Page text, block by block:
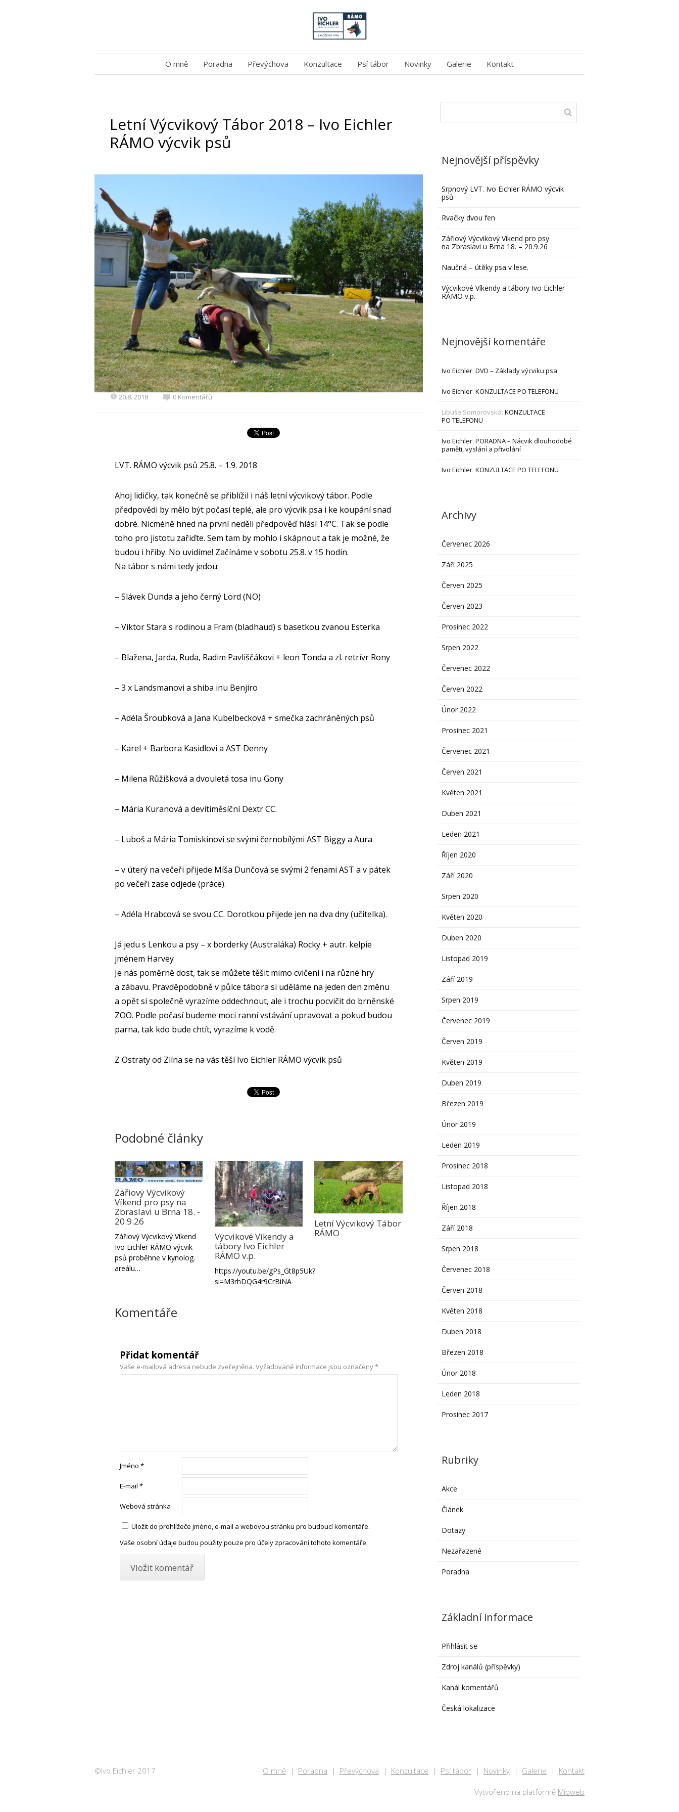
O mně Poradna Převýchova Konzultace Psí tábor Novinky Galerie Kontakt
Letní Výcvikový Tábor 2018 – Ivo Eichler
RÁMO výcvik psů
20.8. 2018 0 Komentářů
LVT. RÁMO výcvik psů 25.8. – 1.9. 2018
Ahoj lidičky, tak konečně se přiblížil i náš letní výcvikový tábor. Podle
předpovědi by mělo být počasí teplé, ale pro výcvik psa i ke koupání snad
dobré. Nicméně hned na první neděli předpověď hlásí 14°C. Tak se podle
toho pro jistotu zařiďte. Sem tam by mohlo i skápnout a tak je možné, že
budou i hřiby. No uvidíme! Začínáme v sobotu 25.8. v 15 hodin.
Na tábor s námi tedy jedou:
– Slávek Dunda a jeho černý Lord (NO)
– Viktor Stara s rodinou a Fram (bladhaud) s basetkou zvanou Esterka
– Blažena, Jarda, Ruda, Radim Pavliščákovi + leon Tonda a zl. retrívr Rony
– 3 x Landsmanovi a shiba inu Benjíro
– Adéla Šroubková a Jana Kubelbecková + smečka zachráněných psů
– Karel + Barbora Kasidlovi a AST Denny
– Milena Růžišková a dvouletá tosa inu Gony
– Mária Kuranová a devítiměsíční Dextr CC.
– Luboš a Mária Tomiskinovi se svými černobílými AST Biggy a Aura
– v úterý na večeři přijede Míša Dunčová se svými 2 fenami AST a v pátek
po večeři zase odjede (práce).
– Adéla Hrabcová se svou CC. Dorotkou přijede jen na dva dny (učitelka).
Já jedu s Lenkou a psy – x borderky (Australáka) Rocky + autr. kelpie
jménem Harvey
Je nás poměrně dost, tak se můžete těšit mimo cvičení i na různé hry
a zábavu. Pravděpodobně v půlce tábora si uděláme na jeden den změnu
a opět si společně vyrazíme oddechnout, ale i trochu pocvičit do brněnské
ZOO. Podle počasí budeme moci ranní vstávání upravovat a pokud budou
parna, tak kdo bude chtít, vyrazíme k vodě.
Z Ostraty od Zlína se na vás těší Ivo Eichler RÁMO výcvik psů
Podobné články
Zářiový Výcvikový
Víkend pro psy na
Zbraslavi u Brna 18. -
20.9.26
Zářiový Výcvikový Víkend
Ivo Eichler RÁMO výcvik
psů proběhne v kynolog.
areálu…
Výcvikové Víkendy a
tábory Ivo Eichler
RÁMO v.p.
https://youtu.be/gPs_Gt8p5Uk?
si=M3rhDQG4r9CrBiNA
Letní Výcvikový Tábor
RÁMO
Komentáře
Přidat komentář
Vaše e-mailová adresa nebude zveřejněna. Vyžadované informace jsou označeny*
Jméno *
E-mail *
Webová stránka
Uložit do prohlížeče jméno, e-mail a webovou stránku pro budoucí komentáře.
Vaše osobní údaje budou použity pouze pro účely zpracování tohoto komentáře.
Nejnovější příspěvky
Srpnový LVT. Ivo Eichler RÁMO výcvik
psů
Rvačky dvou fen
Zářiový Výcvikový Víkend pro psy
na Zbraslavi u Brna 18. – 20.9.26
Naučná – útěky psa v lese.
Výcvikové Víkendy a tábory Ivo Eichler
RÁMO v.p.
Nejnovější komentáře
Ivo Eichler:DVD – Základy výcviku psa
Ivo Eichler:KONZULTACE PO TELEFONU
Libuše Somorovská:KONZULTACE
PO TELEFONU
Ivo Eichler:PORADNA – Nácvik dlouhodobé
paměti, vyslání a přivolání
Ivo Eichler:KONZULTACE PO TELEFONU
Archivy
Červenec 2026
Září 2025
Červen 2025
Červen 2023
Prosinec 2022
Srpen 2022
Červenec 2022
Červen 2022
Únor 2022
Prosinec 2021
Červenec 2021
Červen 2021
Květen 2021
Duben 2021
Leden 2021
Říjen 2020
Září 2020
Srpen 2020
Květen 2020
Duben 2020
Listopad 2019
Září 2019
Srpen 2019
Červenec 2019
Červen 2019
Květen 2019
Duben 2019
Březen 2019
Únor 2019
Leden 2019
Prosinec 2018
Listopad 2018
Říjen 2018
Září 2018
Srpen 2018
Červenec 2018
Červen 2018
Květen 2018
Duben 2018
Březen 2018
Únor 2018
Leden 2018
Prosinec 2017
Rubriky
Akce
Článek
Dotazy
Nezařazené
Poradna
Základní informace
Přihlásit se
Zdroj kanálů (příspěvky)
Kanál komentářů
Česká lokalizace
O mně Poradna Převýchova Konzultace Psí tábor Novinky Galerie Kontakt
©Ivo Eichler 2017
Vytvořeno na platformě Mioweb